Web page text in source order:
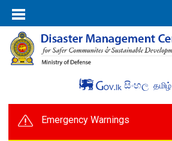
සිංහල தமிழ்
Emergency Warnings